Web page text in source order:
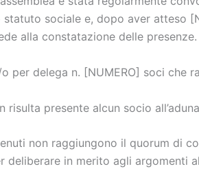
sociale e, dopo aver atteso
alla constatazione delle presenze.
per delega n. [NUMERO] soci che
risulta presente alcun socio
non raggiungono il quorum di
deliberare in merito agli argomenti